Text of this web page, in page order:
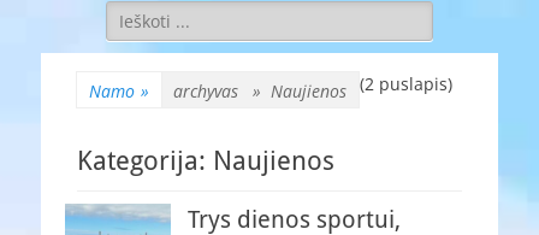
Ieškoti:
Namo » archyvas » Naujienos (2 puslapis)
Kategorija: Naujienos
Trys dienos sportui,